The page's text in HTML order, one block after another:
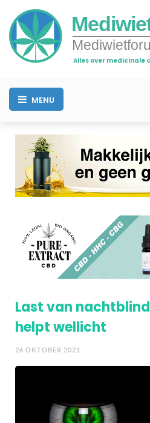
Alles over medicinale
MENU
Last van
helpt wellicht
26 OKTOBER 2021